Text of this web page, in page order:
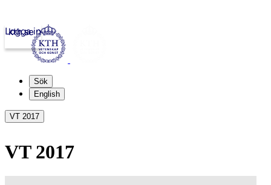
kth.se
Logga in
Sök
English
VT 2017
VT 2017